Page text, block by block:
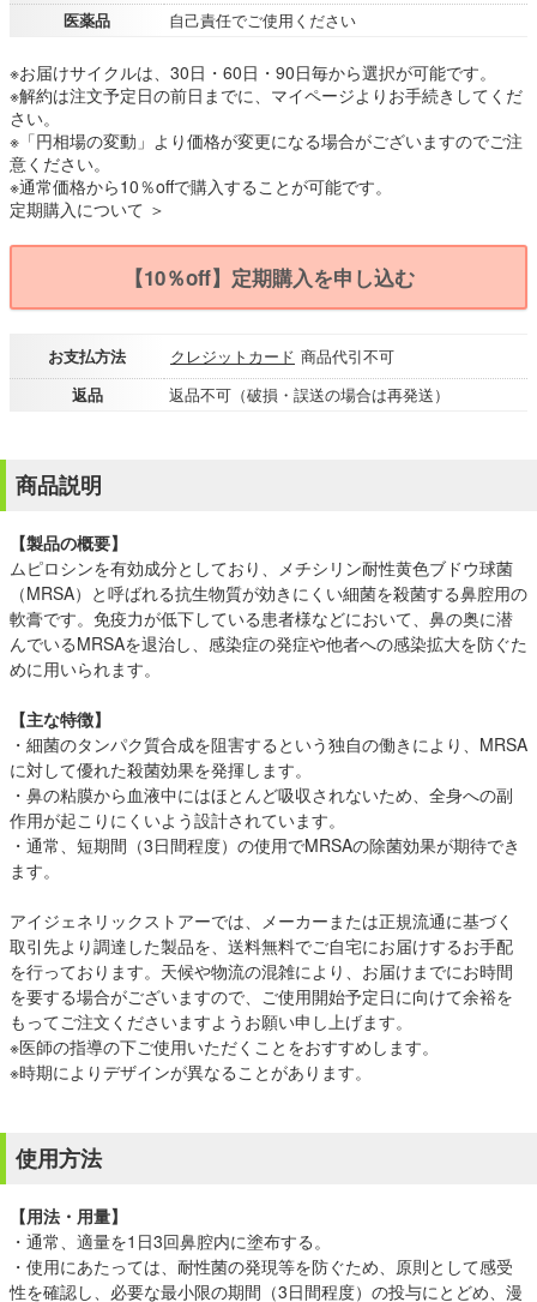
医薬品
自己責任でご使用ください
※お届けサイクルは、30日・60日・90日毎から選択が可能です。
※解約は注文予定日の前日までに、マイページよりお手続きしてくだ
さい。
※「円相場の変動」より価格が変更になる場合がございますのでご注
意ください。
※通常価格から10％offで購入することが可能です。
定期購入について ＞
【10％off】定期購入を申し込む
お支払方法 クレジットカード 商品代引不可
返品
返品不可（破損・誤送の場合は再発送）
商品説明
【製品の概要】
ムピロシンを有効成分としており、メチシリン耐性黄色ブドウ球菌
（MRSA）と呼ばれる抗生物質が効きにくい細菌を殺菌する鼻腔用の
軟膏です。免疫力が低下している患者様などにおいて、鼻の奥に潜
んでいるMRSAを退治し、感染症の発症や他者への感染拡大を防ぐた
めに用いられます。
【主な特徴】
・細菌のタンパク質合成を阻害するという独自の働きにより、MRSA
に対して優れた殺菌効果を発揮します。
・鼻の粘膜から血液中にはほとんど吸収されないため、全身への副
作用が起こりにくいよう設計されています。
・通常、短期間（3日間程度）の使用でMRSAの除菌効果が期待でき
ます。
アイジェネリックストアーでは、メーカーまたは正規流通に基づく
取引先より調達した製品を、送料無料でご自宅にお届けするお手配
を行っております。天候や物流の混雑により、お届けまでにお時間
を要する場合がございますので、ご使用開始予定日に向けて余裕を
もってご注文くださいますようお願い申し上げます。
※医師の指導の下ご使用いただくことをおすすめします。
※時期によりデザインが異なることがあります。
使用方法
【用法・用量】
・通常、適量を1日3回鼻腔内に塗布する。
・使用にあたっては、耐性菌の発現等を防ぐため、原則として感受
性を確認し、必要な最小限の期間（3日間程度）の投与にとどめ、漫